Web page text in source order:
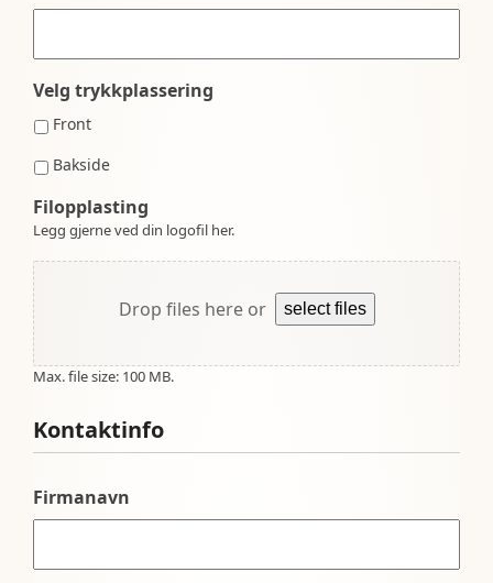
Velg trykkplassering
Front
Bakside
Filopplasting
Legg gjerne ved din logofil her.
Drop files here or select files
Max. file size: 100 MB.
Kontaktinfo
Firmanavn